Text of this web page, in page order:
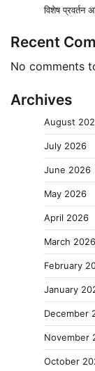
विशेष प्रवर्तन
Recent
No comments
Archives
August
July 2026
June 2026
May 2026
April 2026
March 2026
February
January
December
November
October